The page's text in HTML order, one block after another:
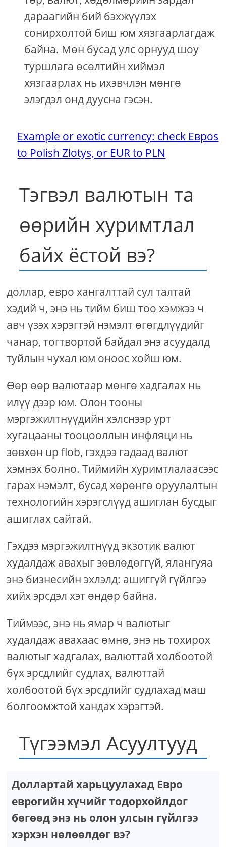
дараагийн бий бэхжүүлэх
сонирхолтой биш юм хязгаарлагдаж
байна. Мөн бусад улс орнууд шоу
туршлага өсөлтийн хиймэл
хязгаарлах нь ихэвчлэн мөнгө
элэгдэл онд дуусна гэсэн.
Example or exotic currency: check Евроs
to Polish Zlotys, or EUR to PLN
Тэгвэл валютын та
өөрийн хуримтлал
байх ёстой вэ?
доллар, евро хангалттай сул талтай
хэдий ч, энэ нь тийм биш тоо хэмжээ ч
авч үзэх хэрэгтэй нэмэлт өгөгдлүүдийг
чанар, тогтвортой байдал энэ асуудалд
туйлын чухал юм оноос хойш юм.
Өөр өөр валютаар мөнгө хадгалах нь
илүү дээр юм. Олон тооны
мэргэжилтнүүдийн хэлснээр урт
хугацааны тооцооллын инфляци нь
зөвхөн up flob, гэхдээ гадаад валют
хэмнэх болно. Тиймийн хуримтлалаасээс
гарах нэмэлт, бусад хөрөнгө оруулалтын
технологийн хэрэгслүүд ашиглан бусдыг
ашиглах сайтай.
Гэхдээ мэргэжилтнүүд экзотик валют
худалдаж авахыг зөвлөдөггүй, ялангуяа
энэ бизнесийн эхлэлд: ашиггүй гүйлгээ
хийх эрсдэл хэт өндөр байна.
Тиймээс, энэ нь ямар ч валютыг
худалдаж авахаас өмнө, энэ нь тохирох
валютыг хадгалах, валюттай холбоотой
бүх эрсдлийг судлах, валюттай
холбоотой бүх эрсдлийг судлахад маш
болгоомжтой хандах хэрэгтэй.
Түгээмэл Асуултууд
Доллартай харьцуулахад Евро
еврогийн хүчийг тодорхойлдог
бөгөөд энэ нь олон улсын гүйлгээ
хэрхэн нөлөөлдөг вэ?